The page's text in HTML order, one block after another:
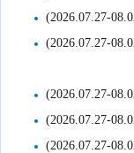
(2026.07.27-
(2026.07.27-
(2026.07.27-
(2026.07.27-
(2026.07.27-